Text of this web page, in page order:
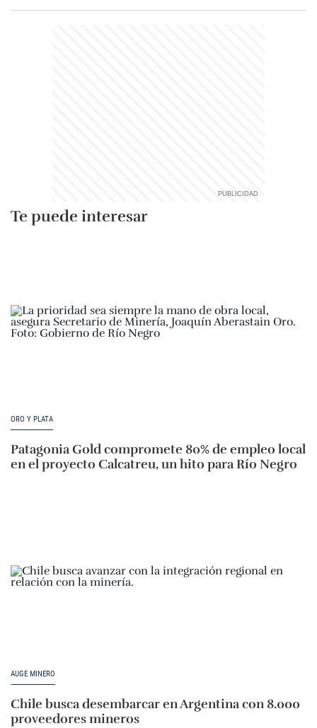
Te puede interesar
ORO Y PLATA
Patagonia Gold compromete 80% de empleo local
en el proyecto Calcatreu, un hito para Río Negro
AUGE MINERO
Chile busca desembarcar en Argentina con 8.000
proveedores mineros